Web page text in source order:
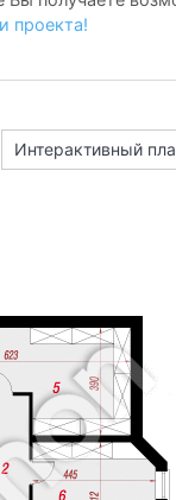
проекта!
Интерактивный